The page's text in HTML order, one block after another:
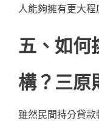
人能夠擁有更大程
五、如何
構？三原
雖然民間持分貸款